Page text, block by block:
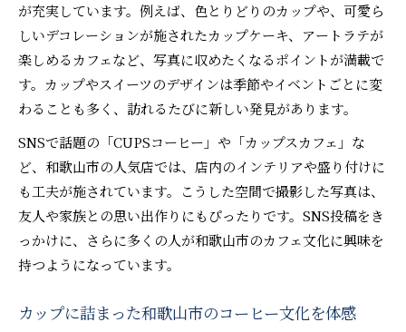
が充実しています。例えば、色とりどりのカップや、可愛ら
しいデコレーションが施されたカップケーキ、アートラテが
楽しめるカフェなど、写真に収めたくなるポイントが満載で
す。カップやスイーツのデザインは季節やイベントごとに変
わることも多く、訪れるたびに新しい発見があります。
SNSで話題の「CUPSコーヒー」や「カップスカフェ」な
ど、和歌山市の人気店では、店内のインテリアや盛り付けに
も工夫が施されています。こうした空間で撮影した写真は、
友人や家族との思い出作りにもぴったりです。SNS投稿をき
っかけに、さらに多くの人が和歌山市のカフェ文化に興味を
持つようになっています。
カップに詰まった和歌山市のコーヒー文化を体感